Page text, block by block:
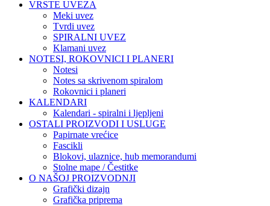
VRSTE UVEZA
Meki uvez
Tvrdi uvez
SPIRALNI UVEZ
Klamani uvez
NOTESI, ROKOVNICI I PLANERI
Notesi
Notes sa skrivenom spiralom
Rokovnici i planeri
KALENDARI
Kalendari - spiralni i ljepljeni
OSTALI PROIZVODI I USLUGE
Papirnate vrećice
Fascikli
Blokovi, ulaznice, hub memorandumi
Stolne mape / Čestitke
O NAŠOJ PROIZVODNJI
Grafički dizajn
Grafička priprema